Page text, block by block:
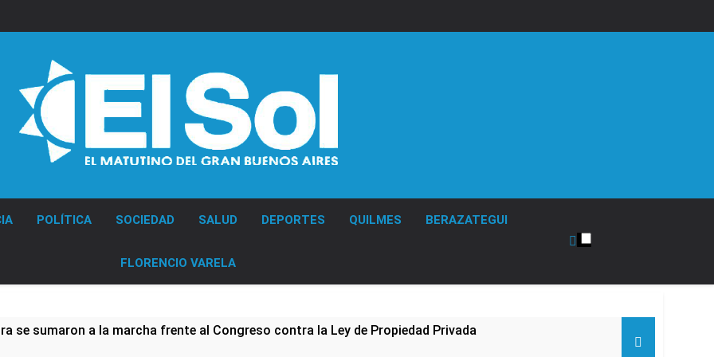
POLÍTICA SOCIEDAD SALUD DEPORTES QUILMES BERAZATEGUI
FLORENCIO VARELA
se sumaron a la marcha frente al Congreso contra la Ley de Propiedad Privada